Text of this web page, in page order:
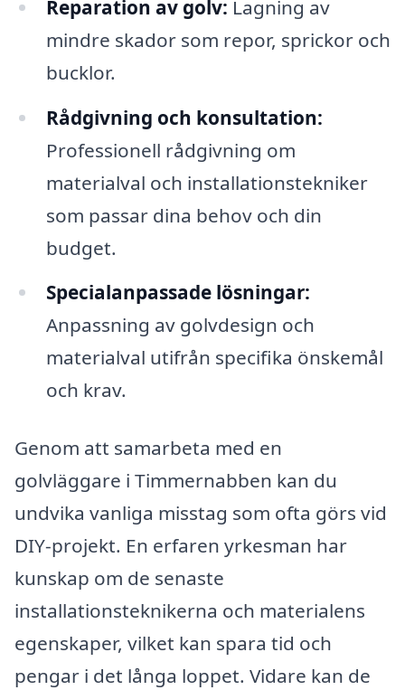
Reparation av golv: Lagning av
mindre skador som repor, sprickor och
bucklor.
Rådgivning och konsultation:
Professionell rådgivning om
materialval och installationstekniker
som passar dina behov och din
budget.
Specialanpassade lösningar:
Anpassning av golvdesign och
materialval utifrån specifika önskemål
och krav.
Genom att samarbeta med en
golvläggare i Timmernabben kan du
undvika vanliga misstag som ofta görs vid
DIY-projekt. En erfaren yrkesman har
kunskap om de senaste
installationsteknikerna och materialens
egenskaper, vilket kan spara tid och
pengar i det långa loppet. Vidare kan de